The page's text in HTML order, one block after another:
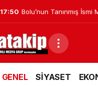
17:41 Düzce Üniversitesi Ekibi
GENEL SİYASET